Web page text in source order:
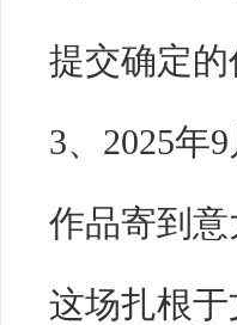
提交确定
3、2025年
作品寄到
这场扎根